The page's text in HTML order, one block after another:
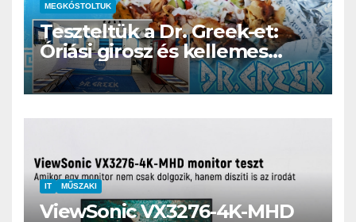
MEGKÓSTOLTUK
Teszteltük a Dr. Greek-et:
Óriási girosz és kellemes
kerthelyiség Csepel szívében
IT MŰSZAKI
ViewSonic VX3276-4K-MHD